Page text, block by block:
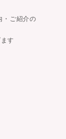
・ご紹介の
す